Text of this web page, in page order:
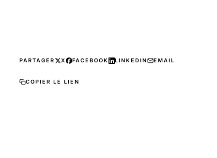
PARTAGER X FACEBOOK LINKEDIN EMAIL
COPIER LE LIEN